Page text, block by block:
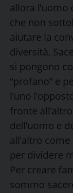
allora l’uomo
che non
aiutare la
diversità.
si pongono
“profano” e
l’uno
fronte
dell’uomo e
all’altro
per dividere
Per creare
sommo